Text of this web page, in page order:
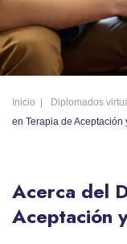
Inicio Diplomados
en Terapia de Aceptación
Acerca del
Aceptación